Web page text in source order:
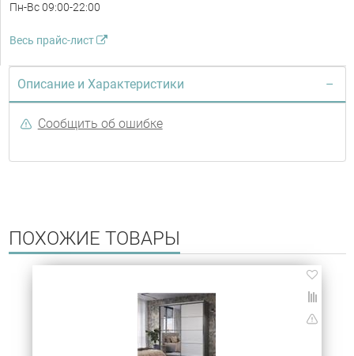
Пн-Вс 09:00-22:00
Весь прайс-лист
Описание и Характеристики
Сообщить об ошибке
ПОХОЖИЕ ТОВАРЫ